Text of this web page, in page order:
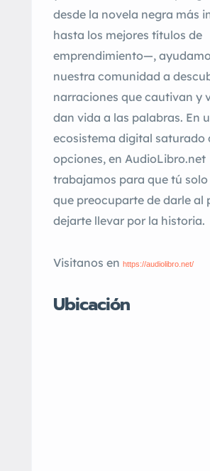
desde la novela negra más
hasta los mejores títulos de
emprendimiento—,
nuestra comunidad a
narraciones que cautivan y
dan vida a las palabras. En
ecosistema digital saturado
opciones, en AudioLibro.net
trabajamos para que tú
que preocuparte de darle al
dejarte llevar por la historia.
Visitanos en https://audiolibro.net/
Ubicación